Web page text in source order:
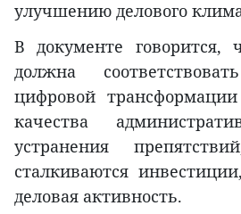
улучшению делового
В документе говорится,
должна
цифровой
качества
устранения
сталкиваются
деловая активность.